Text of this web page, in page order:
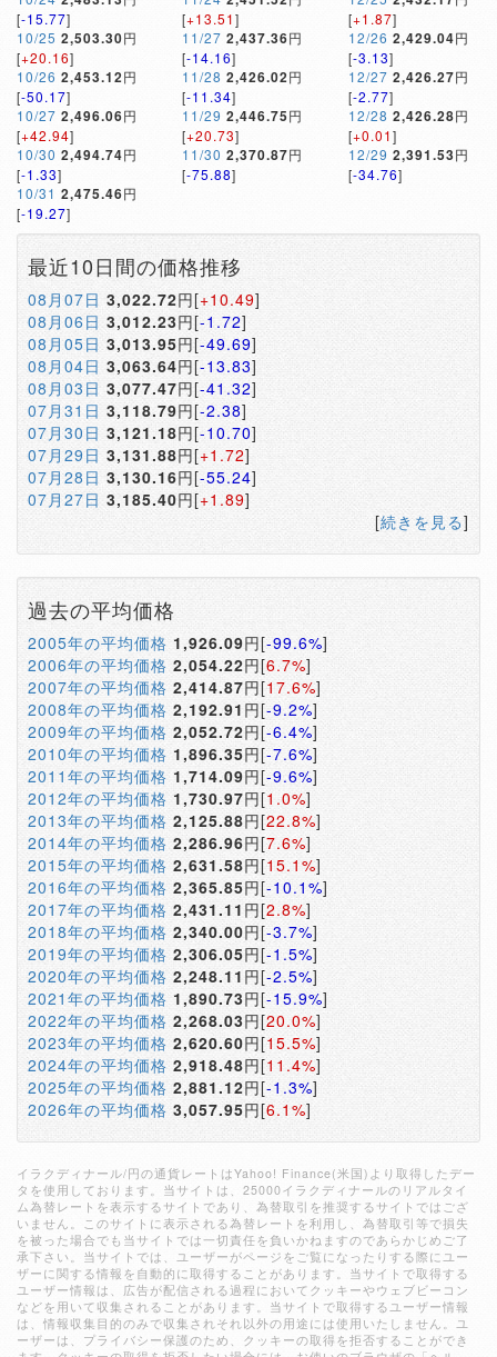
[-15.77]
10/25 2,503.30円
[+20.16]
10/26 2,453.12円
[-50.17]
10/27 2,496.06円
[+42.94]
10/30 2,494.74円
[-1.33]
10/31 2,475.46円
[-19.27]
[+13.51]
11/27 2,437.36円
[-14.16]
11/28 2,426.02円
[-11.34]
11/29 2,446.75円
[+20.73]
11/30 2,370.87円
[-75.88]
[+1.87]
12/26 2,429.04円
[-3.13]
12/27 2,426.27円
[-2.77]
12/28 2,426.28円
[+0.01]
12/29 2,391.53円
[-34.76]
最近10日間の価格推移
08月07日 3,022.72円[+10.49]
08月06日 3,012.23円[-1.72]
08月05日 3,013.95円[-49.69]
08月04日 3,063.64円[-13.83]
08月03日 3,077.47円[-41.32]
07月31日 3,118.79円[-2.38]
07月30日 3,121.18円[-10.70]
07月29日 3,131.88円[+1.72]
07月28日 3,130.16円[-55.24]
07月27日 3,185.40円[+1.89]
[続きを見る]
過去の平均価格
2005年の平均価格 1,926.09円[-99.6%]
2006年の平均価格 2,054.22円[6.7%]
2007年の平均価格 2,414.87円[17.6%]
2008年の平均価格 2,192.91 円[-9.2%]
2009年の平均価格 2,052.72円[-6.4%]
2010年の平均価格 1,896.35円[-7.6%]
2011年の平均価格 1,714.09円[-9.6%]
2012年の平均価格 1,730.97円[1.0%]
2013年の平均価格 2,125.88円[22.8%]
2014年の平均価格 2,286.96円[7.6%]
2015年の平均価格 2,631.58円[15.1%]
2016年の平均価格 2,365.85円[-10.1%]
2017年の平均価格 2,431.11 円[2.8%]
2018年の平均価格 2,340.00円[-3.7%]
2019年の平均価格 2,306.05円[-1.5%]
2020年の平均価格 2,248.11 円[-2.5%]
2021年の平均価格 1,890.73円[-15.9%]
2022年の平均価格 2,268.03円[20.0%]
2023年の平均価格 2,620.60円[15.5%]
2024年の平均価格 2,918.48円[11.4%]
2025年の平均価格 2,881.12円[-1.3%]
2026年の平均価格 3,057.95円[6.1%]
イラクディナール/円の通貨レートはYahoo! Finance(米国)より取得したデー
タを使用しております。当サイトは、25000イラクディナールのリアルタイ
ム為替レートを表示するサイトであり、為替取引を推奨するサイトではござ
いません。このサイトに表示される為替レートを利用し、為替取引等で損失
を被った場合でも当サイトでは一切責任を負いかねますのであらかじめご了
承下さい。当サイトでは、ユーザーがページをご覧になったりする際にユー
ザーに関する情報を自動的に取得することがあります。当サイトで取得する
ユーザー情報は、広告が配信される過程においてクッキーやウェブビーコン
などを用いて収集されることがあります。当サイトで取得するユーザー情報
は、情報収集目的のみで収集されそれ以外の用途には使用いたしません。ユ
ーザーは、プライバシー保護のため、クッキーの取得を拒否することができ